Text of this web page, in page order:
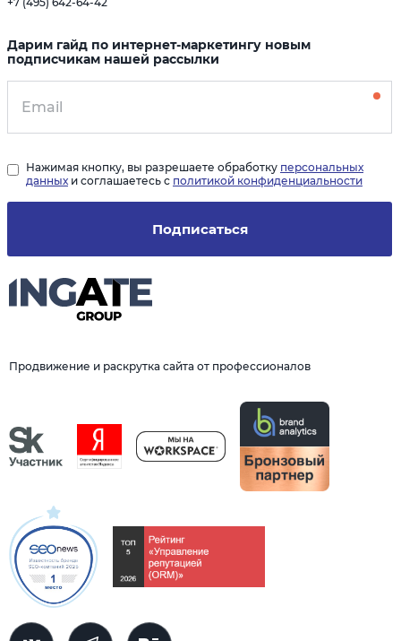
Продвижение и раскрутка сайта от профессионалов
Дарим гайд по интернет-маркетингу новым
подписчикам нашей рассылки
Подписаться
Нажимая кнопку, вы разрешаете обработку персональных
данных и соглашаетесь с политикой конфиденциальности